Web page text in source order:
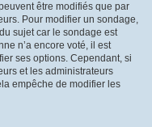
être modifiés que par
Pour modifier un sondage,
sujet car le sondage est
n’a encore voté, il est
ses options. Cependant, si
et les administrateurs
empêche de modifier les